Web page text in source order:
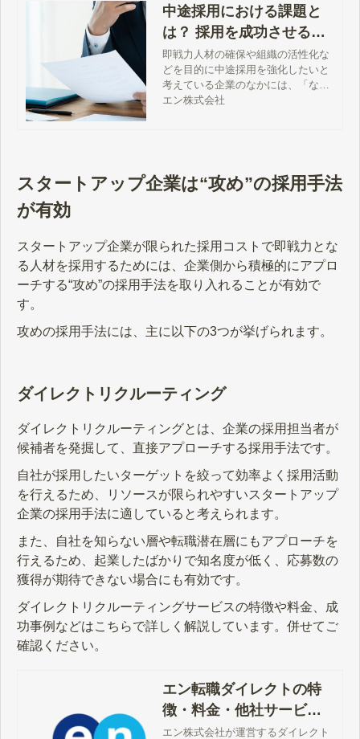
中途採用における課題と
は？ 採用を成功させるた
めの5つの解決策
即戦力人材の確保や組織の活性化な
どを目的に中途採用を強化したいと
考えている企業のなかには、「なか
なか採用につながらない」「採用し
採用を成功させるための解決策につ
いて解説します。
エン株式会社
スタートアップ企業は“攻め”の採用手法
が有効
スタートアップ企業が限られた採用コストで即戦力とな
る人材を採用するためには、企業側から積極的にアプロ
ーチする“攻め”の採用手法を取り入れることが有効で
す。
攻めの採用手法には、主に以下の3つが挙げられます。
ダイレクトリクルーティング
ダイレクトリクルーティングとは、企業の採用担当者が
候補者を発掘して、直接アプローチする採用手法です。
自社が採用したいターゲットを絞って効率よく採用活動
を行えるため、リソースが限られやすいスタートアップ
企業の採用手法に適していると考えられます。
また、自社を知らない層や転職潜在層にもアプローチを
行えるため、起業したばかりで知名度が低く、応募数の
獲得が期待できない場合にも有効です。
ダイレクトリクルーティングサービスの特徴や料金、成
功事例などはこちらで詳しく解説しています。併せてご
確認ください。
エン転職ダイレクトの特
徴・料金・他社サービス
の違い
エン株式会社が運営するダイレクト